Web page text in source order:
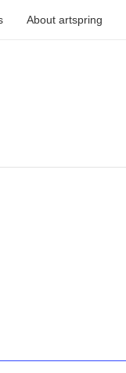
About artspring